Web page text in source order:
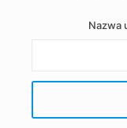
Nazwa